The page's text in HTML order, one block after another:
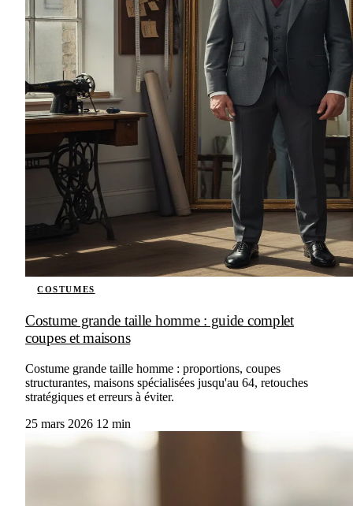
COSTUMES
Costume grande taille homme : guide complet
coupes et maisons
Costume grande taille homme : proportions, coupes
structurantes, maisons spécialisées jusqu'au 64, retouches
stratégiques et erreurs à éviter.
25 mars 2026 12 min